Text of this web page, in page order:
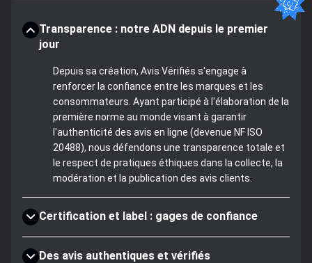
Transparence : notre ADN depuis le premier
jour
Depuis sa création, Avis Vérifiés s'engage à
renforcer la confiance entre les marques et les
consommateurs. Ayant participé à l'élaboration de la
première norme au monde visant à garantir
l'authenticité des avis en ligne (devenue NF ISO
20488), nous défendons une transparence totale et
le respect de pratiques éthiques dans la collecte, la
modération et la publication des avis clients.
Certification et label : gages de confiance
Des avis authentiques et vérifiés